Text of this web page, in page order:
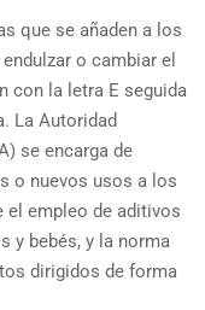
que se añaden a los
o cambiar el
con la letra E seguida
La Autoridad
se encarga de
o nuevos usos a los
el empleo de aditivos
y bebés, y la norma
dirigidos de forma